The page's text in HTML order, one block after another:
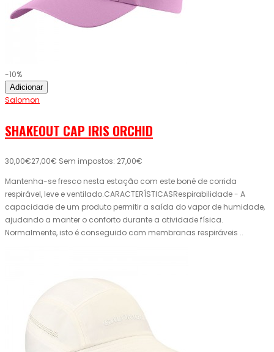
-10%
Adicionar
Salomon
SHAKEOUT CAP IRIS ORCHID
30,00€27,00€ Sem impostos: 27,00€
Mantenha-se fresco nesta estação com este boné de corrida
respirável, leve e ventilado.CARACTERÍSTICASRespirabilidade - A
capacidade de um produto permitir a saída do vapor de humidade,
ajudando a manter o conforto durante a atividade física.
Normalmente, isto é conseguido com membranas respiráveis ..